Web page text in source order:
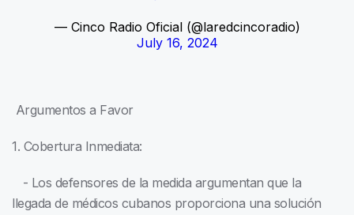
— Cinco Radio Oficial (@laredcincoradio)
July 16, 2024
Argumentos a Favor
1. Cobertura Inmediata:
- Los defensores de la medida argumentan que la
llegada de médicos cubanos proporciona una solución